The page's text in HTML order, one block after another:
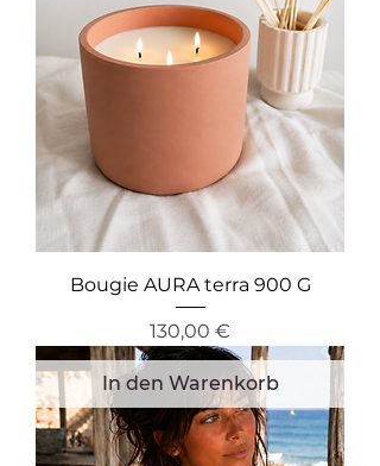
Bougie AURA terra 900 G
Preis
130,00 €
In den Warenkorb